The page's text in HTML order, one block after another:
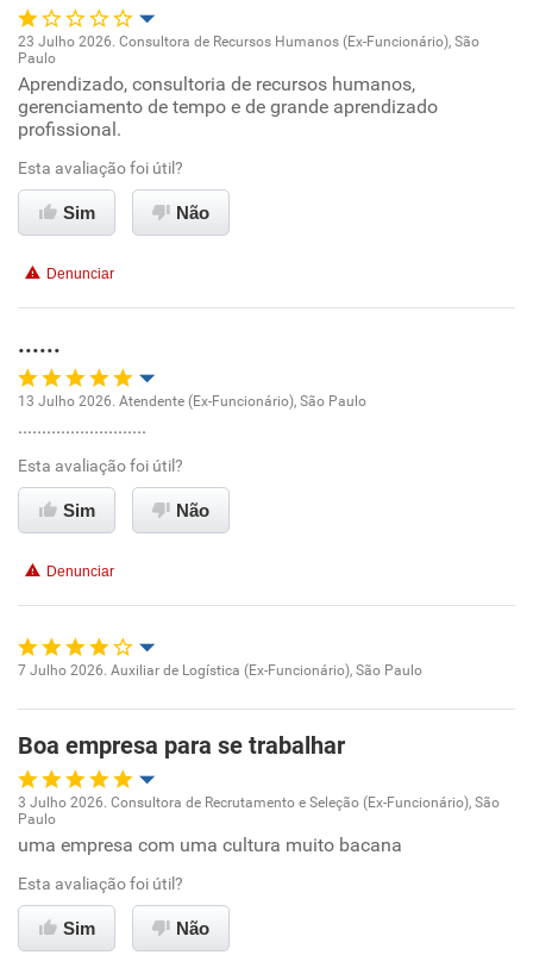
Recomenda esta empresa
Recomenda a diretoria
Oportunidade de promoção
Ambiente de trabalho
Conciliação com a vida familiar
Não recomenda esta empresa
23 Julho 2026. Consultora de Recursos Humanos (Ex-Funcionário), São
Paulo
Aprendizado, consultoria de recursos humanos,
gerenciamento de tempo e de grande aprendizado
profissional.
Esta avaliação foi útil?
Sim Não
Denunciar
......
Oportunidade de promoção
Ambiente de trabalho
Benefícios
Recomenda esta empresa
13 Julho 2026. Atendente (Ex-Funcionário), São Paulo
...........................
Esta avaliação foi útil?
Sim Não
Denunciar
Ambiente de trabalho
Conciliação com a vida familiar
Benefícios
Não recomenda esta empresa
7 Julho 2026. Auxiliar de Logística (Ex-Funcionário), São Paulo
Boa empresa para se trabalhar
Oportunidade de promoção
Ambiente de trabalho
Conciliação com a vida familiar
3 Julho 2026. Consultora de Recrutamento e Seleção (Ex-Funcionário), São
Paulo
uma empresa com uma cultura muito bacana
Esta avaliação foi útil?
Sim Não